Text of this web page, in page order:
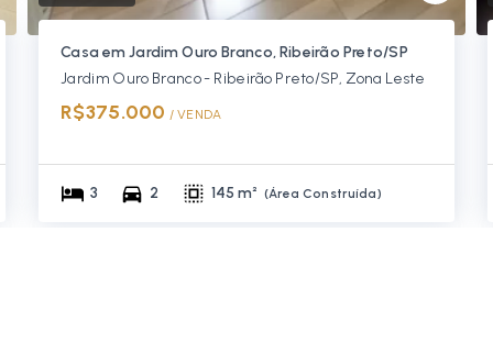
Casa em Jardim Ouro Branco, Ribeirão Preto/SP
Jardim Ouro Branco - Ribeirão Preto/SP, Zona Leste
R$375.000 / VENDA
3 2 145 m² (Área Construída)